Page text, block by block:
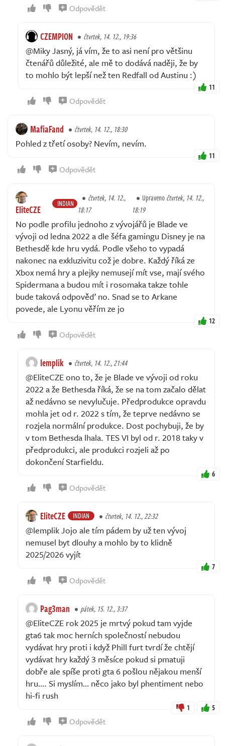
Odpovědět
CZEMPION čtvrtek, 14. 12., 19:36
@Miky Jasný, já vím, že to asi není pro většinu
čtenářů důležité, ale mě to dodává naději, že by
to mohlo být lepší než ten Redfall od Austinu :)
11
Odpovědět
MafiaFand čtvrtek, 14. 12., 18:30
Pohled z třetí osoby? Nevím, nevím.
11
Odpovědět
EliteCZE INDIAN
čtvrtek, 14. 12.,
18:17
Upravenočtvrtek, 14. 12.,
18:19
No podle profilu jednoho z vývojářů je Blade ve
vývoji od ledna 2022 a dle šéfa gamingu Disney je na
Bethesdě kde hru vydá. Podle všeho to vypadá
nakonec na exkluzivitu což je dobre. Každý říká ze
Xbox nemá hry a plejky nemusejí mít vse, mají svého
Spidermana a budou mít i rosomaka takze tohle
bude taková odpověď no. Snad se to Arkane
povede, ale Lyonu věřím ze jo
12
Odpovědět
lemplik čtvrtek, 14. 12., 21:44
@EliteCZE ono to, že je Blade ve vývoji od roku
2022 a že Bethesda říká, že se na tom začalo dělat
až nedávno se nevylučuje. Předprodukce opravdu
mohla jet od r. 2022 s tím, že teprve nedávno se
rozjela normální produkce. Dost pochybuji, že by
v tom Bethesda lhala. TES VI byl od r. 2018 taky v
předprodukci, ale produkci rozjeli až po
dokončení Starfieldu.
6
Odpovědět
EliteCZE INDIAN čtvrtek, 14. 12., 22:32
@lemplik Jojo ale tím pádem by už ten vývoj
nemusel byt dlouhy a mohlo by to klidně
2025/2026 vyjít
7
Odpovědět
Pag3man pátek, 15. 12., 3:37
@EliteCZE rok 2025 je mrtvý pokud tam vyjde
gta6 tak moc herních společností nebudou
vydávat hry proti i když Phill furt tvrdí že chtějí
vydávat hry každý 3 měsíce pokud si pmatuji
dobře ale spíše proti gta 6 pošlou nějakou menší
hru…. Si myslím… něco jako byl phentiment nebo
hi-fi rush
1 5
Odpovědět